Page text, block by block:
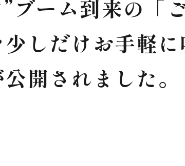
ブーム到来の「
しだけお手軽
開されました。